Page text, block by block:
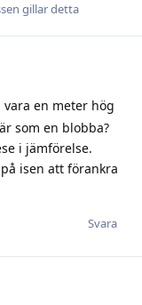
gillar detta
en meter hög
som en blobba?
i jämförelse.
isen att förankra
Svara